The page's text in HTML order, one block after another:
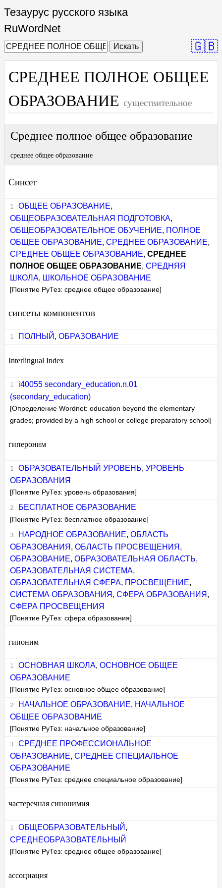
Тезаурус русского языка
RuWordNet
Искать 🇬🇧
СРЕДНЕЕ ПОЛНОЕ ОБЩЕЕ
ОБРАЗОВАНИЕ существительное
Среднее полное общее образование
среднее общее образование
Синсет
ОБЩЕЕ ОБРАЗОВАНИЕ,
ОБЩЕОБРАЗОВАТЕЛЬНАЯ ПОДГОТОВКА,
ОБЩЕОБРАЗОВАТЕЛЬНОЕ ОБУЧЕНИЕ, ПОЛНОЕ
ОБЩЕЕ ОБРАЗОВАНИЕ,СРЕДНЕЕ ОБРАЗОВАНИЕ,
СРЕДНЕЕ ОБЩЕЕ ОБРАЗОВАНИЕ,СРЕДНЕЕ
ПОЛНОЕ ОБЩЕЕ ОБРАЗОВАНИЕ,СРЕДНЯЯ
ШКОЛА, ШКОЛЬНОЕ ОБРАЗОВАНИЕ
[Понятие РуТез: среднее общее образование]
синсеты компонентов
ПОЛНЫЙ , ОБРАЗОВАНИЕ
Interlingual Index
i40055 secondary_education.n.01
(secondary_education)
[Определение Wordnet: education beyond the elementary
grades; provided by a high school or college preparatory school]
гипероним
ОБРАЗОВАТЕЛЬНЫЙ УРОВЕНЬ, УРОВЕНЬ
ОБРАЗОВАНИЯ
[Понятие РуТез: уровень образования]
БЕСПЛАТНОЕ ОБРАЗОВАНИЕ
[Понятие РуТез: бесплатное образование]
НАРОДНОЕ ОБРАЗОВАНИЕ, ОБЛАСТЬ
ОБРАЗОВАНИЯ ,ОБЛАСТЬ ПРОСВЕЩЕНИЯ ,
ОБРАЗОВАНИЕ,ОБРАЗОВАТЕЛЬНАЯ ОБЛАСТЬ,
ОБРАЗОВАТЕЛЬНАЯ СИСТЕМА,
ОБРАЗОВАТЕЛЬНАЯ СФЕРА, ПРОСВЕЩЕНИЕ,
СИСТЕМА ОБРАЗОВАНИЯ ,СФЕРА ОБРАЗОВАНИЯ ,
СФЕРА ПРОСВЕЩЕНИЯ
[Понятие РуТез: сфера образования]
гипоним
ОСНОВНАЯ ШКОЛА, ОСНОВНОЕ ОБЩЕЕ
ОБРАЗОВАНИЕ
[Понятие РуТез: основное общее образование]
НАЧАЛЬНОЕ ОБРАЗОВАНИЕ, НАЧАЛЬНОЕ
ОБЩЕЕ ОБРАЗОВАНИЕ
[Понятие РуТез: начальное образование]
СРЕДНЕЕ ПРОФЕССИОНАЛЬНОЕ
ОБРАЗОВАНИЕ,СРЕДНЕЕ СПЕЦИАЛЬНОЕ
ОБРАЗОВАНИЕ
[Понятие РуТез: среднее специальное образование]
частеречная синонимия
ОБЩЕОБРАЗОВАТЕЛЬНЫЙ ,
СРЕДНЕОБРАЗОВАТЕЛЬНЫЙ
[Понятие РуТез: среднее общее образование]
ассоциация